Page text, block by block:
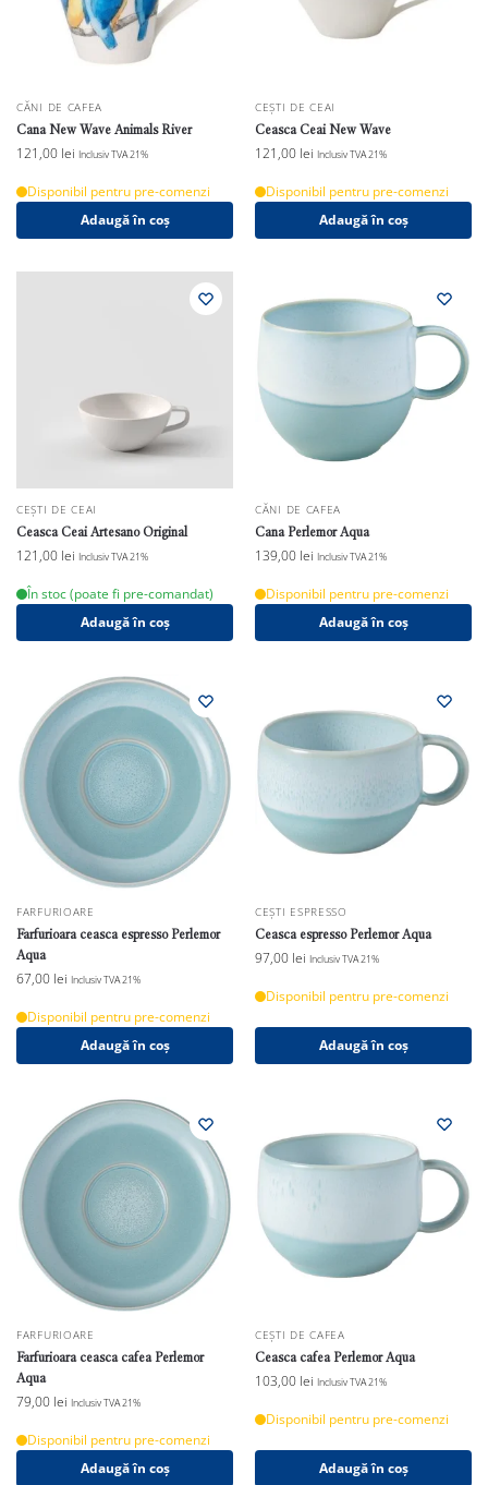
CĂNI DE CAFEA
Cana New Wave Animals River
121,00 lei Inclusiv TVA 21%
Disponibil pentru pre-comenzi
Adaugă în coș
CEȘTI DE CEAI
Ceasca Ceai New Wave
121,00 lei Inclusiv TVA 21%
Disponibil pentru pre-comenzi
Adaugă în coș
CEȘTI DE CEAI
Ceasca Ceai Artesano Original
121,00 lei Inclusiv TVA 21%
În stoc (poate fi pre-comandat)
Adaugă în coș
CĂNI DE CAFEA
Cana Perlemor Aqua
139,00 lei Inclusiv TVA 21%
Disponibil pentru pre-comenzi
Adaugă în coș
FARFURIOARE
Farfurioara ceasca espresso Perlemor
Aqua
67,00 lei Inclusiv TVA 21%
Disponibil pentru pre-comenzi
Adaugă în coș
CEȘTI ESPRESSO
Ceasca espresso Perlemor Aqua
97,00 lei Inclusiv TVA 21%
Disponibil pentru pre-comenzi
Adaugă în coș
FARFURIOARE
Farfurioara ceasca cafea Perlemor
Aqua
79,00 lei Inclusiv TVA 21%
Disponibil pentru pre-comenzi
Adaugă în coș
CEȘTI DE CAFEA
Ceasca cafea Perlemor Aqua
103,00 lei Inclusiv TVA 21%
Disponibil pentru pre-comenzi
Adaugă în coș